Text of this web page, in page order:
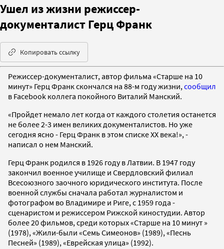
Ушел из жизни режиссер-
документалист Герц Франк
Копировать ссылку
Режиссер-документалист, автор фильма «Старше на 10
минут» Герц Франк скончался на 88-м году жизни, сообщил
в Facebook коллега покойного Виталий Манский.
«Пройдет немало лет когда от каждого столетия останется
не более 2-3 имен великих документалистов. Но уже
сегодня ясно - Герц Франк в этом списке ХХ века!», -
написал о нем Манский.
Герц Франк родился в 1926 году в Латвии. В 1947 году
закончил военное училище и Свердловский филиал
Всесоюзного заочного юридического института. После
военной службы сначала работал журналистом и
фотографом во Владимире и Риге, с 1959 года -
сценаристом и режиссером Рижской киностудии. Автор
более 20 фильмов, среди которых «Старше на 10 минут »
(1978), «Жили-были «Семь Симеонов» (1989), «Песнь
Песней» (1989), «Еврейская улица» (1992).